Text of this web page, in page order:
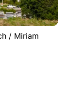
/ Miriam